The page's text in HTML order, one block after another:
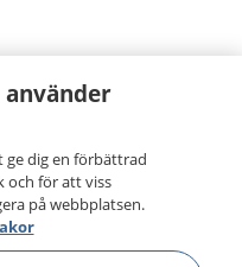
ge dig en förbättrad
och för att viss
på webbplatsen.